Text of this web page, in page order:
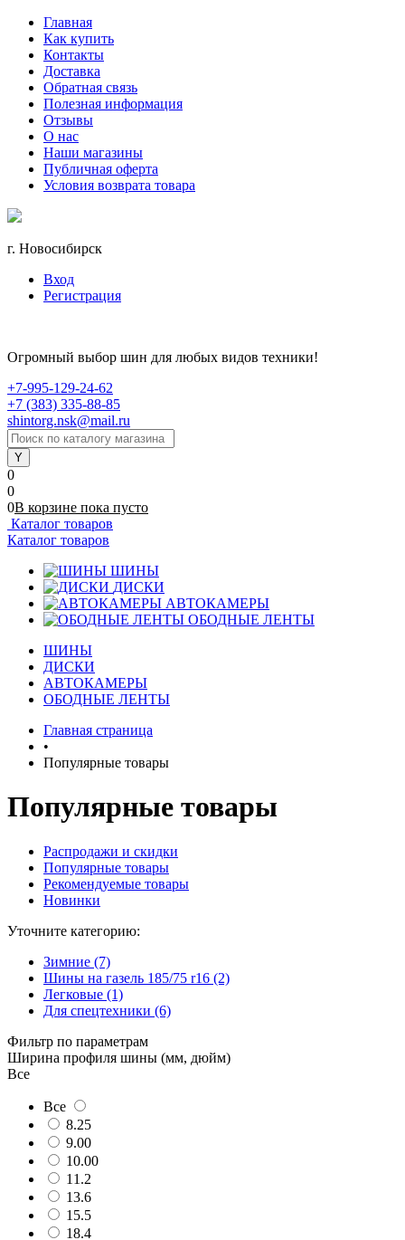
Главная
Как купить
Контакты
Доставка
Обратная связь
Полезная информация
Отзывы
О нас
Наши магазины
Публичная оферта
Условия возврата товара
г. Новосибирск
Вход
Регистрация
Огромный выбор шин для любых видов техники!
+7-995-129-24-62
+7 (383) 335-88-85
shintorg.nsk@mail.ru
0
0
0В корзине пока пусто
Каталог товаров
Каталог товаров
ШИНЫ
ДИСКИ
АВТОКАМЕРЫ
ОБОДНЫЕ ЛЕНТЫ
ШИНЫ
ДИСКИ
АВТОКАМЕРЫ
ОБОДНЫЕ ЛЕНТЫ
Главная страница
•
Популярные товары
Популярные товары
Распродажи и скидки
Популярные товары
Рекомендуемые товары
Новинки
Уточните категорию:
Зимние (7)
Шины на газель 185/75 r16 (2)
Легковые (1)
Для спецтехники (6)
Фильтр по параметрам
Ширина профиля шины (мм, дюйм)
Все
Все
8.25
9.00
10.00
11.2
13.6
15.5
18.4